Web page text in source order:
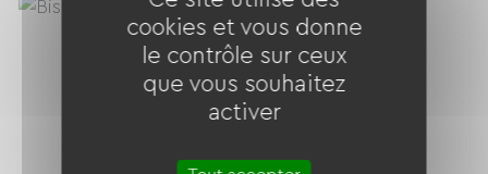
cookies et vous donne
le contrôle sur ceux
que vous souhaitez
activer